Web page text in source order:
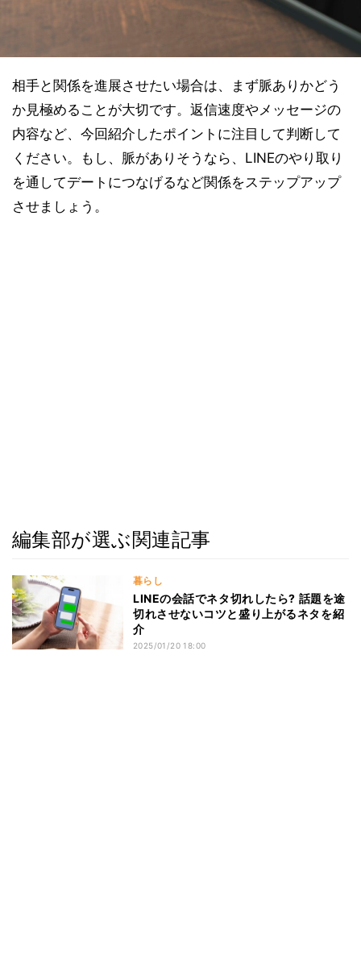
相手と関係を進展させたい場合は、まず脈ありかどう
か見極めることが大切です。返信速度やメッセージの
内容など、今回紹介したポイントに注目して判断して
ください。もし、脈がありそうなら、LINEのやり取り
を通してデートにつなげるなど関係をステップアップ
させましょう。
編集部が選ぶ関連記事
暮らし
LINEの会話でネタ切れしたら? 話題を途
切れさせないコツと盛り上がるネタを紹
介
2025/01/20 18:00